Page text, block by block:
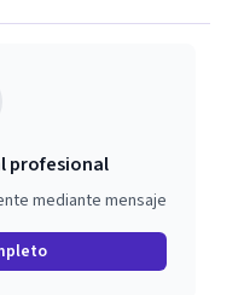
profesional
mediante mensaje